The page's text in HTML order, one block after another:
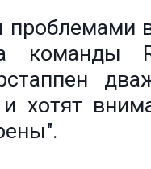
команды
хотят